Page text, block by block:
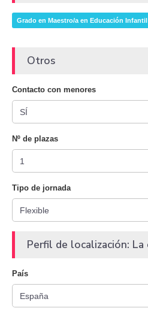
Grado en Maestro/a en Educación
Otros
Contacto con menores
Nº de plazas
Tipo de jornada
Perfil de localización: La
País